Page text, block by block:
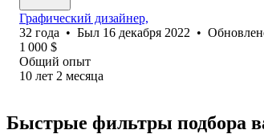
Графический дизайнер,
32 года • Был 16 декабря 2022 •
1 000 $
Общий опыт
10 лет 2 месяца
Быстрые фильтры подбора